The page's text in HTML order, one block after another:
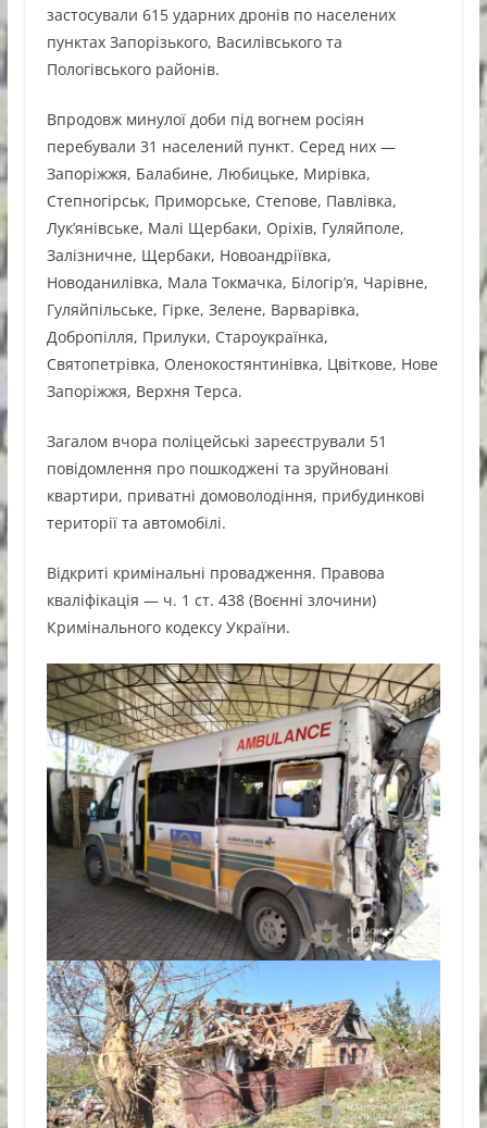
застосували 615 ударних дронів по населених
пунктах Запорізького, Василівського та
Пологівського районів.
Впродовж минулої доби під вогнем росіян
перебували 31 населений пункт. Серед них —
Запоріжжя, Балабине, Любицьке, Мирівка,
Степногірськ, Приморське, Степове, Павлівка,
Лук’янівське, Малі Щербаки, Оріхів, Гуляйполе,
Залізничне, Щербаки, Новоандріївка,
Новоданилівка, Мала Токмачка, Білогір’я, Чарівне,
Гуляйпільське, Гірке, Зелене, Варварівка,
Добропілля, Прилуки, Староукраїнка,
Святопетрівка, Оленокостянтинівка, Цвіткове, Нове
Запоріжжя, Верхня Терса.
Загалом вчора поліцейські зареєстрували 51
повідомлення про пошкоджені та зруйновані
квартири, приватні домоволодіння, прибудинкові
території та автомобілі.
Відкриті кримінальні провадження. Правова
кваліфікація — ч. 1 ст. 438 (Воєнні злочини)
Кримінального кодексу України.